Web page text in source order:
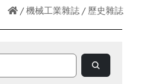
機械工業雜誌 歷史雜誌